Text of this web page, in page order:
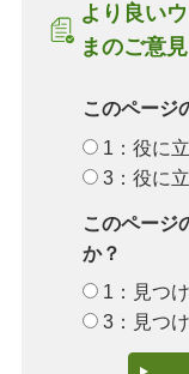
より良い
まのご意
このページ
1：役に
3：役に
このページ
か？
1：見つ
3：見つ